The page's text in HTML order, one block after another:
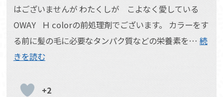
はございませんが わたくしが こよなく愛している
OWAY Ｈ colorの前処理剤でございます。 カラーをす
る前に髪の毛に必要なタンパク質などの栄養素を… 続
きを読む
+2